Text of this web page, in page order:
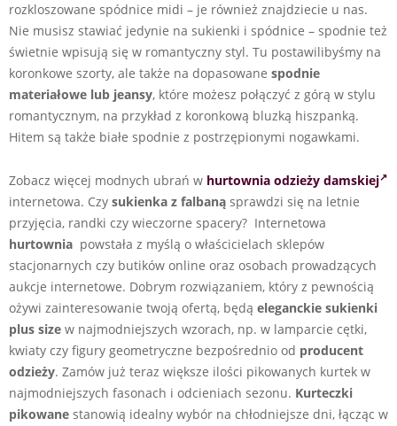
rozkloszowane spódnice midi – je również znajdziecie u nas.
Nie musisz stawiać jedynie na sukienki i spódnice – spodnie też
świetnie wpisują się w romantyczny styl. Tu postawilibyśmy na
koronkowe szorty, ale także na dopasowane spodnie
materiałowe lub jeansy, które możesz połączyć z górą w stylu
romantycznym, na przykład z koronkową bluzką hiszpanką.
Hitem są także białe spodnie z postrzępionymi nogawkami.
Zobacz więcej modnych ubrań w hurtownia odzieży damskiej
internetowa. Czy sukienka z falbaną sprawdzi się na letnie
przyjęcia, randki czy wieczorne spacery? Internetowa
hurtownia powstała z myślą o właścicielach sklepów
stacjonarnych czy butików online oraz osobach prowadzących
aukcje internetowe. Dobrym rozwiązaniem, który z pewnością
ożywi zainteresowanie twoją ofertą, będą eleganckie sukienki
plus size w najmodniejszych wzorach, np. w lamparcie cętki,
kwiaty czy figury geometryczne bezpośrednio od producent
odzieży. Zamów już teraz większe ilości pikowanych kurtek w
najmodniejszych fasonach i odcieniach sezonu. Kurteczki
pikowane stanowią idealny wybór na chłodniejsze dni, łącząc w